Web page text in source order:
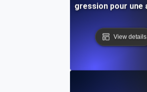
les tests de régression pour
View details